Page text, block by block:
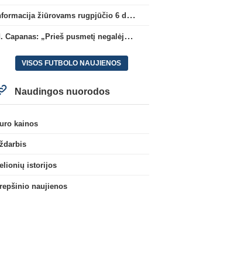
Informacija žiūrovams rugpjūčio 6 d. UEFA rungtynėms
M. Capanas: „Prieš pusmetį negalėjau net įsivaizduoti, kad žaisime prieš „Hajduk“
VISOS FUTBOLO NAUJIENOS
Naudingos nuorodos
kainos
istorijos
naujienos